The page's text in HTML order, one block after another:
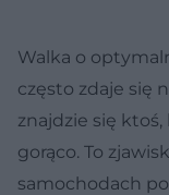
Walka o
często zdaje się
znajdzie się ktoś,
gorąco. To
samochodach